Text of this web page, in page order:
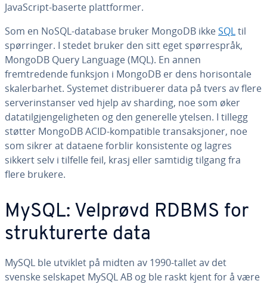
JavaScript-baserte plattformer.
Som en NoSQL-database bruker MongoDB ikkeSQLtil
spørringer. I stedet bruker den sitt eget spørrespråk,
MongoDB Query Language (MQL). En annen
fremtredende funksjon i MongoDB er dens horisontale
skalerbarhet. Systemet distribuerer data på tvers av flere
serverinstanser ved hjelp av sharding, noe som øker
datatilgjengeligheten og den generelle ytelsen. I tillegg
støtter MongoDB ACID-kompatible transaksjoner, noe
som sikrer at dataene forblir konsistente og lagres
sikkert selv i tilfelle feil, krasj eller samtidig tilgang fra
flere brukere.
MySQL: Velprøvd RDBMS for
strukturerte data
MySQL ble utviklet på midten av 1990-tallet av det
svenske selskapet MySQL AB og ble raskt kjent for å være